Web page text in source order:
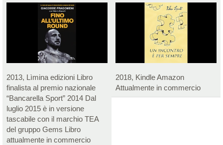
2013, Lìmina edizioni Libro
finalista al premio nazionale
“Bancarella Sport” 2014 Dal
luglio 2015 è in versione
tascabile con il marchio TEA
del gruppo Gems Libro
attualmente in commercio
2018, Kindle Amazon
Attualmente in commercio